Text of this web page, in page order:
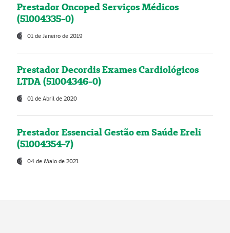
Prestador Oncoped Serviços Médicos
(51004335-0)
01 de Janeiro de 2019
Prestador Decordis Exames Cardiológicos
LTDA (51004346-0)
01 de Abril de 2020
Prestador Essencial Gestão em Saúde Ereli
(51004354-7)
04 de Maio de 2021